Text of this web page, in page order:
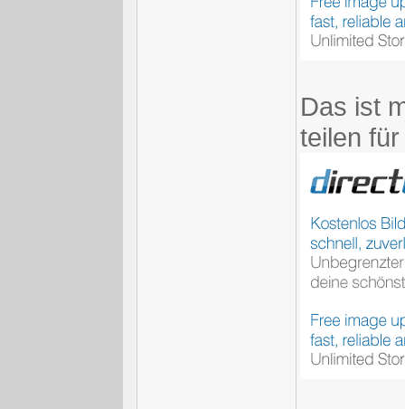
Das ist
teilen